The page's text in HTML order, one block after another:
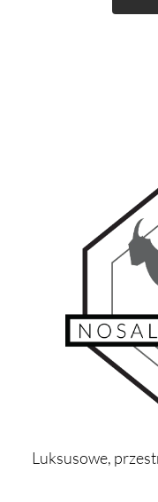
Luksusowe,